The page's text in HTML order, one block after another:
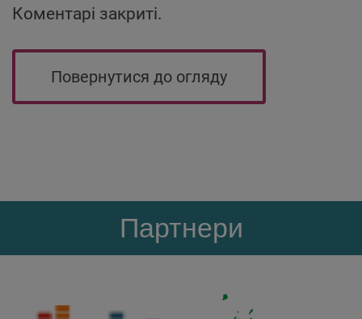
Коментарі закриті.
Повернутися до огляду
Партнери